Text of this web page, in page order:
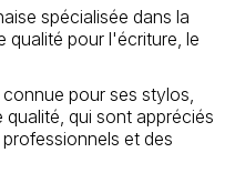
spécialisée dans la
qualité pour l'écriture, le
pour ses stylos,
qui sont appréciés
et des